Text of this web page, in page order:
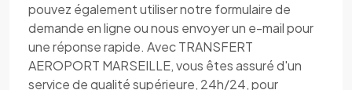
pouvez également utiliser notre formulaire de
demande en ligne ou nous envoyer un e-mail pour
une réponse rapide. Avec TRANSFERT
AEROPORT MARSEILLE, vous êtes assuré d'un
service de qualité supérieure, 24h/24, pour